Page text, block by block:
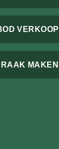
VERKOOP
MAKEN